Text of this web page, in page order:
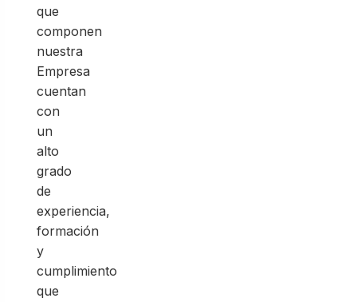
que
componen
nuestra
Empresa
cuentan
con
un
alto
grado
de
experiencia,
formación
y
cumplimiento
que